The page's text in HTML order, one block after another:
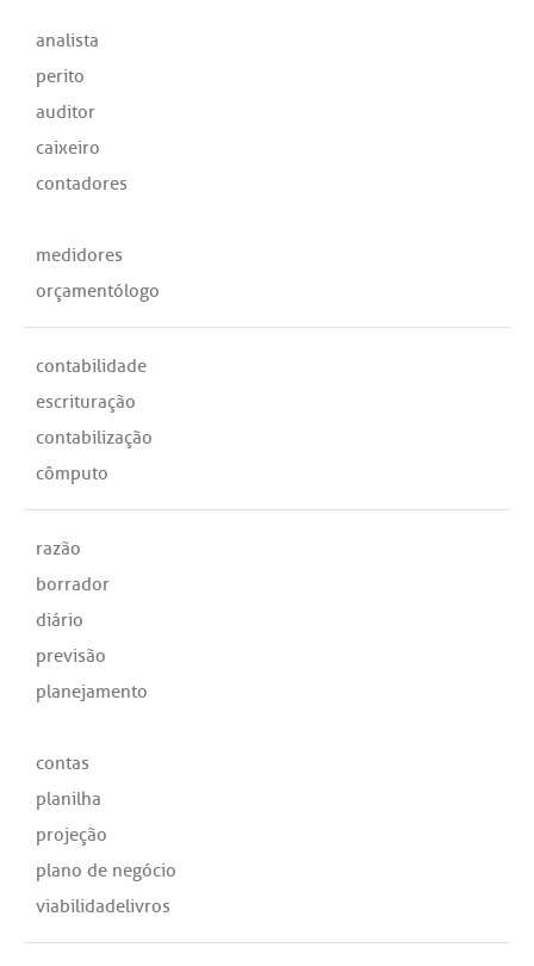
analista
perito
auditor
caixeiro
contadores
medidores
orçamentólogo
contabilidade
escrituração
contabilização
cômputo
razão
borrador
diário
previsão
planejamento
contas
planilha
projeção
plano de negócio
viabilidadelivros